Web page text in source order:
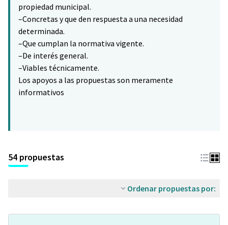
propiedad municipal.
–Concretas y que den respuesta a una necesidad
determinada.
–Que cumplan la normativa vigente.
–De interés general.
–Viables técnicamente.
Los apoyos a las propuestas son meramente
informativos
54 propuestas
Ordenar propuestas por: